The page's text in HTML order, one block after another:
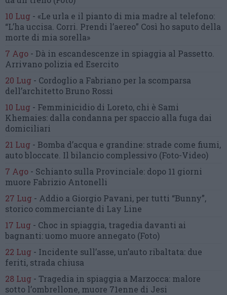
10 Lug - «Le urla e il pianto di mia madre al telefono:
“L’ha uccisa. Corri. Prendi l’aereo” Così ho saputo della
morte di mia sorella»
7 Ago - Dà in escandescenze in spiaggia al Passetto.
Arrivano polizia ed Esercito
20 Lug - Cordoglio a Fabriano per la scomparsa
dell’architetto Bruno Rossi
10 Lug - Femminicidio di Loreto, chi è Sami
Khemaies: dalla condanna per spaccio alla fuga dai
domiciliari
21 Lug - Bomba d’acqua e grandine: strade come fiumi,
auto bloccate. Il bilancio complessivo (Foto-Video)
7 Ago - Schianto sulla Provinciale: dopo 11 giorni
muore Fabrizio Antonelli
27 Lug - Addio a Giorgio Pavani, per tutti “Bunny”,
storico commerciante di Lay Line
17 Lug - Choc in spiaggia, tragedia davanti ai
bagnanti:uomo muore annegato (Foto)
22 Lug - Incidente sull’asse, un’auto ribaltata: due
feriti, strada chiusa
28 Lug - Tragedia in spiaggia a Marzocca: malore
sotto l’ombrellone, muore 71enne di Jesi